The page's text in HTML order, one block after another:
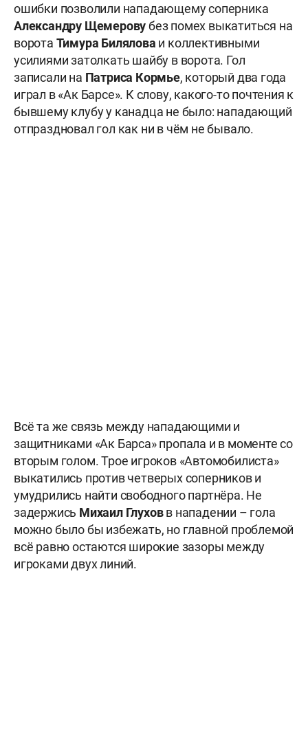
ошибки позволили нападающему соперника
Александру Щемеровубез помех выкатиться на
ворота Тимура Билялова и коллективными
усилиями затолкать шайбу в ворота. Гол
записали на Патриса Кормье, который два года
играл в «Ак Барсе». К слову, какого-то почтения к
бывшему клубу у канадца не было: нападающий
отпраздновал гол как ни в чём не бывало.
Всё та же связь между нападающими и
защитниками «Ак Барса» пропала и в моменте со
вторым голом. Трое игроков «Автомобилиста»
выкатились против четверых соперников и
умудрились найти свободного партнёра. Не
задержись Михаил Глуховв нападении – гола
можно было бы избежать, но главной проблемой
всё равно остаются широкие зазоры между
игроками двух линий.